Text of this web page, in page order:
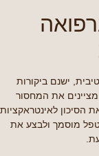
ישנם ביקורות
את המחסור
הסיכון לאינטראקציות
מוסמך ולבצע את